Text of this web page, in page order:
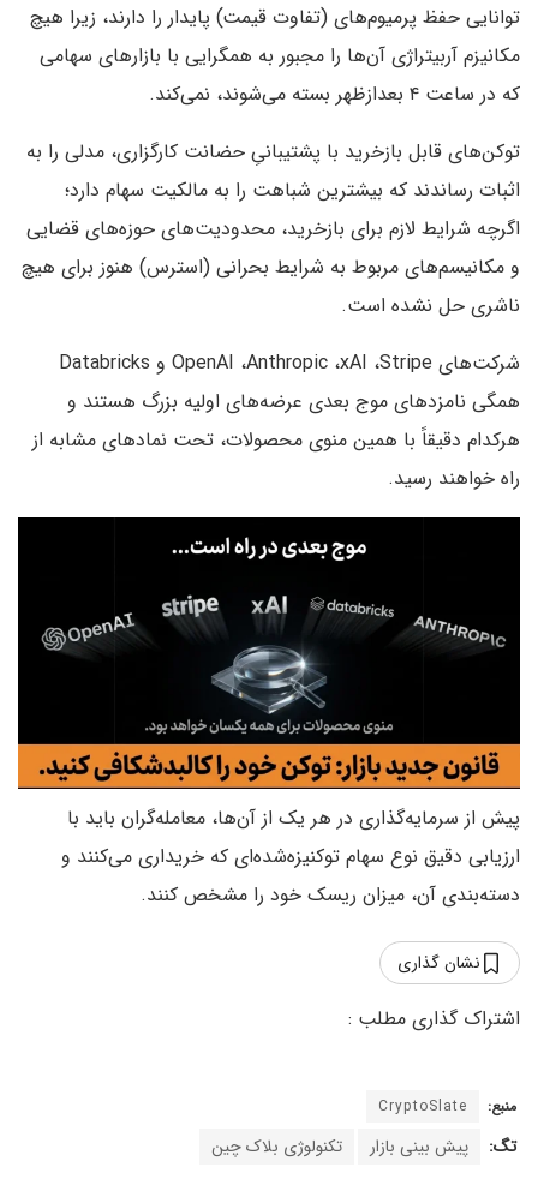
توانایی حفظ پرمیوم‌های (تفاوت قیمت) پایدار را دارند، زیرا هیچ
مکانیزم آربیتراژی آن‌ها را مجبور به همگرایی با بازارهای سهامی
که در ساعت ۴ بعدازظهر بسته می‌شوند، نمی‌کند.
توکن‌های قابل بازخرید با پشتیبانیِ حضانت کارگزاری، مدلی را به
اثبات رساندند که بیشترین شباهت را به مالکیت سهام دارد؛
اگرچه شرایط لازم برای بازخرید، محدودیت‌های حوزه‌های قضایی
و مکانیسم‌های مربوط به شرایط بحرانی (استرس) هنوز برای هیچ
ناشری حل نشده است.
شرکت‌های OpenAI ،Anthropic ،xAI ،Stripe و Databricks
همگی نامزدهای موج بعدی عرضه‌های اولیه بزرگ هستند و
هرکدام دقیقاً با همین منوی محصولات، تحت نمادهای مشابه از
راه خواهند رسید.
پیش از سرمایه‌گذاری در هر یک از آن‌ها، معامله‌گران باید با
ارزیابی دقیق نوع سهام توکنیزه‌شده‌ای که خریداری می‌کنند و
دسته‌بندی آن، میزان ریسک خود را مشخص کنند.
نشان گذاری
منبع: CryptoSlate
تگ: پیش بینی بازار تکنولوژی بلاک چین